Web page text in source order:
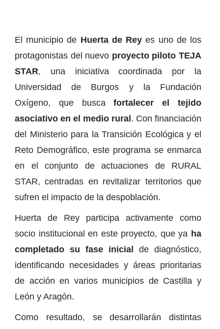
El municipio de Huerta de Reyes uno de los
protagonistas del nuevo proyecto piloto TEJA
STAR, una iniciativa coordinada por la
Universidad de Burgos y la Fundación
Oxígeno, que buscafortalecer el tejido
asociativo en el medio rural. Con financiación
del Ministerio para la Transición Ecológica y el
Reto Demográfico, este programa se enmarca
en el conjunto de actuaciones de RURAL
STAR, centradas en revitalizar territorios que
sufren el impacto de la despoblación.
Huerta de Rey participa activamente como
socio institucional en este proyecto, que ya ha
completado su fase inicial de diagnóstico,
identificando necesidades y áreas prioritarias
de acción en varios municipios de Castilla y
León y Aragón.
Como resultado, se desarrollarán distintas